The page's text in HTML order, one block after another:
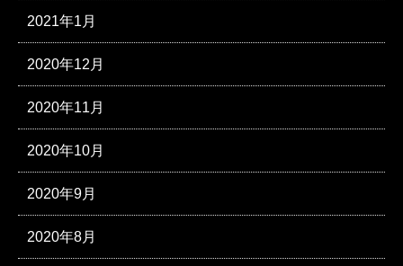
2021年1月
2020年12月
2020年11月
2020年10月
2020年9月
2020年8月